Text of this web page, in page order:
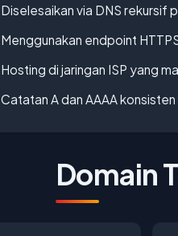
Diselesaikan via DNS rekursif
Menggunakan endpoint
Hosting di jaringan ISP yang
Catatan A dan AAAA konsisten
Domain